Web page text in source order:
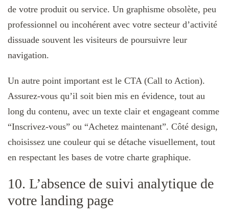
de votre produit ou service. Un graphisme obsolète, peu
professionnel ou incohérent avec votre secteur d’activité
dissuade souvent les visiteurs de poursuivre leur
navigation.
Un autre point important est le CTA (Call to Action).
Assurez-vous qu’il soit bien mis en évidence, tout au
long du contenu, avec un texte clair et engageant comme
“Inscrivez-vous” ou “Achetez maintenant”. Côté design,
choisissez une couleur qui se détache visuellement, tout
en respectant les bases de votre charte graphique.
10. L’absence de suivi analytique de
votre landing page